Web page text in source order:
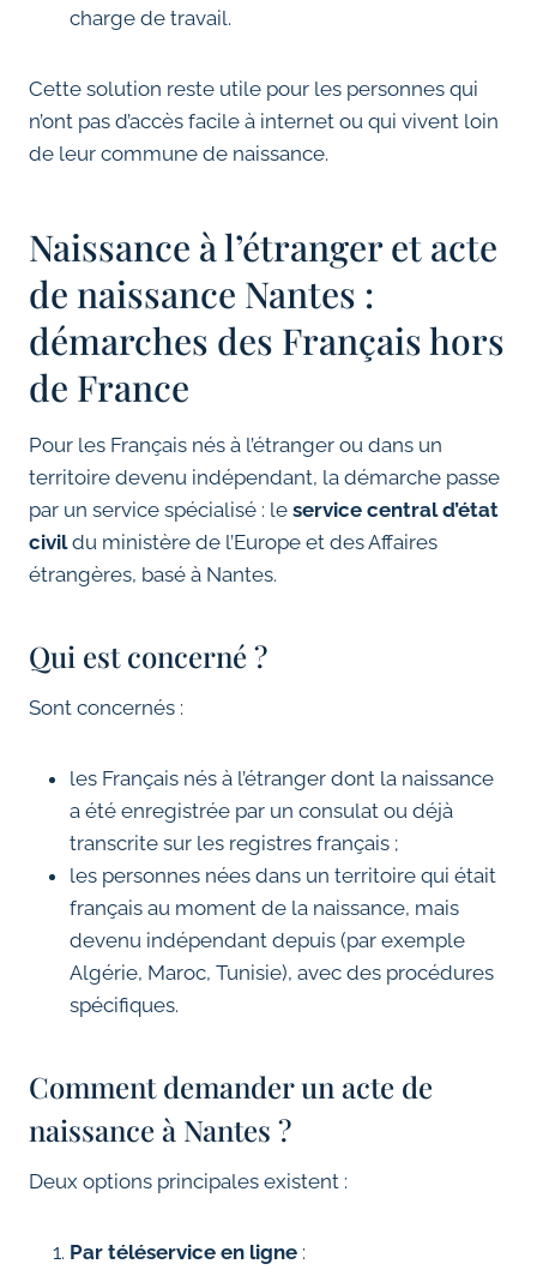
charge de travail.
Cette solution reste utile pour les personnes qui
n’ont pas d’accès facile à internet ou qui vivent loin
de leur commune de naissance.
Naissance à l’étranger et acte
de naissance Nantes :
démarches des Français hors
de France
Pour les Français nés à l’étranger ou dans un
territoire devenu indépendant, la démarche passe
par un service spécialisé : le service central d’état
civildu ministère de l’Europe et des Affaires
étrangères, basé à Nantes.
Qui est concerné ?
Sont concernés :
les Français nés à l’étranger dont la naissance
a été enregistrée par un consulat ou déjà
transcrite sur les registres français ;
les personnes nées dans un territoire qui était
français au moment de la naissance, mais
devenu indépendant depuis (par exemple
Algérie, Maroc, Tunisie), avec des procédures
spécifiques.
Comment demander un acte de
naissance à Nantes ?
Deux options principales existent :
Par téléservice en ligne :